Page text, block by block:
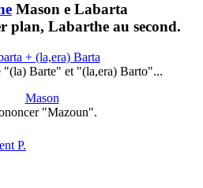
Mason e Labarta
plan, Labarthe au second.
+ (la,era) Barta
"(la) Barte" et "(la,era) Barto"...
Mason
"Mazoun".
P.